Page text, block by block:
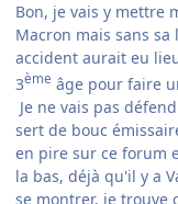
Bon, je vais y mettre
Macron mais sans
accident aurait eu
3ème âge pour faire
Je ne vais pas
sert de bouc
en pire sur ce forum
la bas, déjà qu'il y a
se montrer, je trouve